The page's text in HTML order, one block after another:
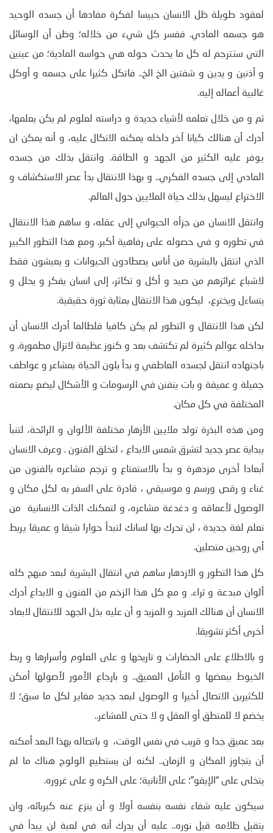
لعقود طويلة ظل الانسان حبيسا لفكرة مفادها أن جسده الوحيد
هو جسمه المادي. ففسر كل شيء من خلاله؛ وظن أن الوسائل
التي ستترجم له كل ما يحدث حوله هي حواسه المادية؛ من عينين
و أذنين و يدين و شفتين الخ الخ.. فاتكل كثيرا على جسمه و أوكل
غالبية أعماله إليه.
ثم و من خلال تعلمه لأشياء جديدة و دراسته لعلوم لم يكن يعلمها،
أدرك أن هنالك كيانا آخر داخله يمكنه الاتكال عليه، و أنه يمكن ان
يوفر عليه الكثير من الجهد و الطاقة. وانتقل بذلك من جسده
المادي إلى جسده الفكري.. و بهذا الانتقال بدأ عصر الاستكشاف و
الاختراع ليسهل بذلك حياة الملايين حول العالم.
وانتقل الانسان من جزأه الحيواني إلى عقله، و ساهم هذا الانتقال
في تطوره و في حصوله على رفاهية أكبر. ومع هذا التطور الكبير
الذي انتقل بالبشرية من أناس يصطادون الحيوانات و يعيشون فقط
لاشباع غرائزهم من صيد و أكل و تكاثر، إلى انسان يفكر و يحلل و
يتساءل ويخترع، ليكون هذا الانتقال بمثابة ثورة حقيقية.
لكن هذا الانتقال و التطور لم يكن كافيا فلطالما أدرك الانسان أن
بداخله عوالم كثيرة لم تكتشف بعد و كنوز عظيمة لاتزال مطمورة. و
باجتهاده انتقل لجسده العاطفي و بدأ يلون الحياة بمشاعر و عواطف
جميلة و عميقة و بات يتفنن في الرسومات و الأشكال ليضع بصمته
المختلفة في كل مكان.
ومن هذه البذرة تولد ملايين الأزهار مختلفة الألوان و الرائحة، لتنبأ
ببداية عصر جديد لتشرق شمس الابداع ، لتخلق الفنون . وعرف الانسان
أبعادا أخرى مزدهرة و بدأ بالاستمتاع و ترجم مشاعره بالفنون من
غناء و رقص ورسم و موسيقي ، قادرة على السفر به لكل مكان و
الوصول لأعماقه و دغدغة مشاعره، و لتمكنك الذات الانسانية من
تعلم لغة جديدة ، لن تحرك بها لسانك لتبدأ حوارا شيقا و عميقا يربط
أي روحين متصلين.
كل هذا التطور و الازدهار ساهم في انتقال البشرية لبعد مبهج كله
ألوان مبدعة و ثراء. و مع كل هذا الزخم من الفنون و الابداع أدرك
الانسان أن هنالك المزيد و المزيد و أن عليه بذل الجهد للانتقال لابعاد
أخرى أكثر تشويقا.
و بالاطلاع على الحضارات و تاريخها و على العلوم وأسرارها و ربط
الخيوط ببعضها و التأمل العميق.. و بارجاع الأمور لأصولها أمكن
للكثيرين الاتصال أخيرا و الوصول لبعد جديد مغاير لكل ما سبق؛ لا
يخضع لا للمنطق أو العقل و لا حتى للمشاعر..
بعد عميق جدا و قريب في نفس الوقت، و باتصاله بهذا البعد أمكنه
أن يتجاوز المكان و الزمان.. لكنه لن يستطيع الولوج هناك ما لم
يتخلى على “الإيقو”؛ على الأنانية؛ على الكره و على غروره.
سيكون عليه شفاء نفسه بنفسه أولا و أن ينزع عنه كبريائه، وان
يتقبل ظلامه قبل نوره.. عليه أن يدرك أنه في لعبة لن يبدأ في